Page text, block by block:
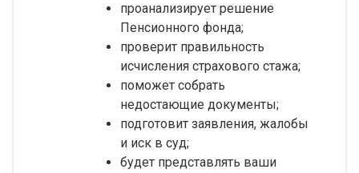
проанализирует решение
Пенсионного фонда;
проверит правильность
исчисления страхового стажа;
поможет собрать
недостающие документы;
подготовит заявления, жалобы
и иск в суд;
будет представлять ваши